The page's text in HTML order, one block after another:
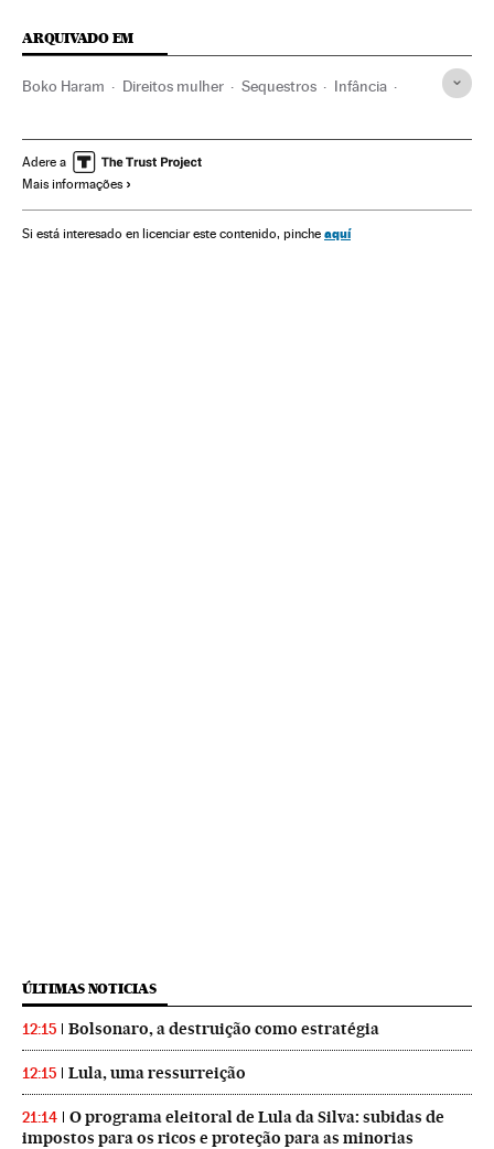
ARQUIVADO EM
Boko Haram Direitos mulher Sequestros Infância
Delitos Educação Sociedade
Sequestros Boko Haram
Adere a
Mais informações
Si está interesado en licenciar este contenido, pinche aquí
ÚLTIMAS NOTICIAS
12:15 Bolsonaro, a destruição como estratégia
12:15 Lula, uma ressurreição
21:14
O programa eleitoral de Lula da Silva: subidas de
impostos para os ricos e proteção para as minorias